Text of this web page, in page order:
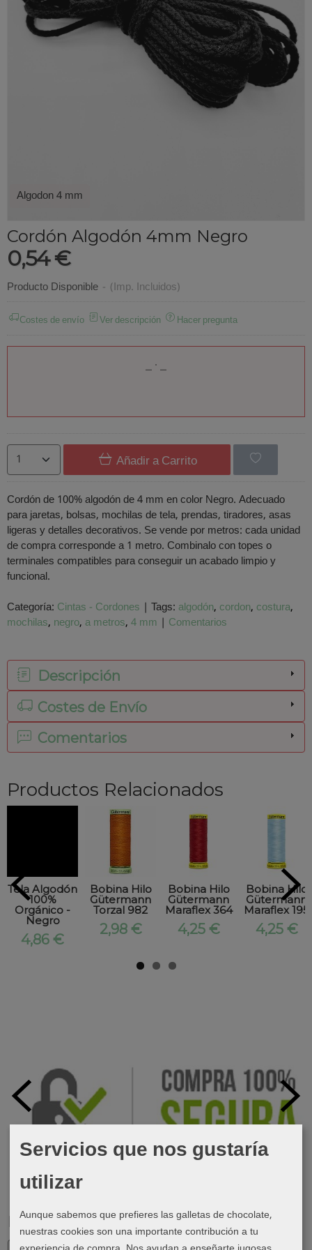
Marcas
Algodon 4 mm
Cordón Algodón 4mm Negro
0,54 €
Producto Disponible - (Imp. Incluidos)
Costes de envío Ver descripción Hacer pregunta
Añadir a Carrito
Cordón de 100% algodón de 4 mm en color Negro. Adecuado
para jaretas, bolsas, mochilas de tela, prendas, tiradores, asas
ligeras y detalles decorativos. Se vende por metros: cada unidad
de compra corresponde a 1 metro. Combinalo con topes o
terminales compatibles para conseguir un acabado limpio y
funcional.
Categoría: Cintas - Cordones | Tags: algodón cordon costura
mochilas negro a metros 4 mm | Comentarios
Descripción
Costes de Envío
Comentarios
Productos Relacionados
Tela Algodón
100%
Orgánico -
Negro
4,86 €
Bobina Hilo
Gütermann
Torzal 982
2,98 €
Bobina Hilo
Gütermann
Maraflex 364
4,25 €
Bobina Hilo
Gütermann
Maraflex 195
4,25 €
Servicios que nos gustaría
utilizar
Aunque sabemos que prefieres las galletas de chocolate,
nuestras cookies son una importante contribución a tu